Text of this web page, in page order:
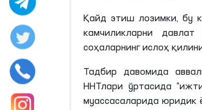
Қайд этиш лозимки, бу
камчиликларни
соҳаларнинг ислоҳ
Тадбир давомида
ННТлари ўртасида
муассасаларида юридик